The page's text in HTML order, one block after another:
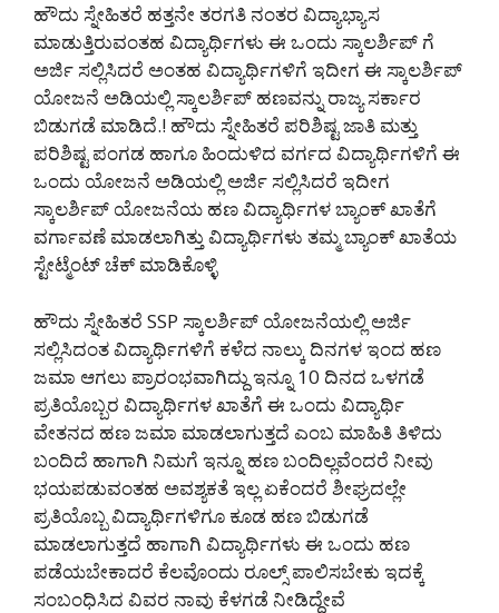
ಹೌದು ಸ್ನೇಹಿತರೆ ಹತ್ತನೇ ತರಗತಿ ನಂತರ ವಿದ್ಯಾಭ್ಯಾಸ
ಮಾಡುತ್ತಿರುವಂತಹ ವಿದ್ಯಾರ್ಥಿಗಳು ಈ ಒಂದು ಸ್ಕಾಲರ್ಶಿಪ್ ಗೆ
ಅರ್ಜಿ ಸಲ್ಲಿಸಿದರೆ ಅಂತಹ ವಿದ್ಯಾರ್ಥಿಗಳಿಗೆ ಇದೀಗ ಈ ಸ್ಕಾಲರ್ಶಿಪ್
ಯೋಜನೆ ಅಡಿಯಲ್ಲಿ ಸ್ಕಾಲರ್ಶಿಪ್ ಹಣವನ್ನು ರಾಜ್ಯ ಸರ್ಕಾರ
ಬಿಡುಗಡೆ ಮಾಡಿದೆ.! ಹೌದು ಸ್ನೇಹಿತರೆ ಪರಿಶಿಷ್ಟ ಜಾತಿ ಮತ್ತು
ಪರಿಶಿಷ್ಟ ಪಂಗಡ ಹಾಗೂ ಹಿಂದುಳಿದ ವರ್ಗದ ವಿದ್ಯಾರ್ಥಿಗಳಿಗೆ ಈ
ಒಂದು ಯೋಜನೆ ಅಡಿಯಲ್ಲಿ ಅರ್ಜಿ ಸಲ್ಲಿಸಿದರೆ ಇದೀಗ
ಸ್ಕಾಲರ್ಶಿಪ್ ಯೋಜನೆಯ ಹಣ ವಿದ್ಯಾರ್ಥಿಗಳ ಬ್ಯಾಂಕ್ ಖಾತೆಗೆ
ವರ್ಗಾವಣೆ ಮಾಡಲಾಗಿತ್ತು ವಿದ್ಯಾರ್ಥಿಗಳು ತಮ್ಮ ಬ್ಯಾಂಕ್ ಖಾತೆಯ
ಸ್ಟೇಟ್ಮೆಂಟ್ ಚೆಕ್ ಮಾಡಿಕೊಳ್ಳಿ
ಹೌದು ಸ್ನೇಹಿತರೆ SSP ಸ್ಕಾಲರ್ಶಿಪ್ ಯೋಜನೆಯಲ್ಲಿ ಅರ್ಜಿ
ಸಲ್ಲಿಸಿದಂತ ವಿದ್ಯಾರ್ಥಿಗಳಿಗೆ ಕಳೆದ ನಾಲ್ಕು ದಿನಗಳ ಇಂದ ಹಣ
ಜಮಾ ಆಗಲು ಪ್ರಾರಂಭವಾಗಿದ್ದು ಇನ್ನೂ 10 ದಿನದ ಒಳಗಡೆ
ಪ್ರತಿಯೊಬ್ಬರ ವಿದ್ಯಾರ್ಥಿಗಳ ಖಾತೆಗೆ ಈ ಒಂದು ವಿದ್ಯಾರ್ಥಿ
ವೇತನದ ಹಣ ಜಮಾ ಮಾಡಲಾಗುತ್ತದೆ ಎಂಬ ಮಾಹಿತಿ ತಿಳಿದು
ಬಂದಿದೆ ಹಾಗಾಗಿ ನಿಮಗೆ ಇನ್ನೂ ಹಣ ಬಂದಿಲ್ಲವೆಂದರೆ ನೀವು
ಭಯಪಡುವಂತಹ ಅವಶ್ಯಕತೆ ಇಲ್ಲ ಏಕೆಂದರೆ ಶೀಘ್ರದಲ್ಲೇ
ಪ್ರತಿಯೊಬ್ಬ ವಿದ್ಯಾರ್ಥಿಗಳಿಗೂ ಕೂಡ ಹಣ ಬಿಡುಗಡೆ
ಮಾಡಲಾಗುತ್ತದೆ ಹಾಗಾಗಿ ವಿದ್ಯಾರ್ಥಿಗಳು ಈ ಒಂದು ಹಣ
ಪಡೆಯಬೇಕಾದರೆ ಕೆಲವೊಂದು ರೂಲ್ಸ್ ಪಾಲಿಸಬೇಕು ಇದಕ್ಕೆ
ಸಂಬಂಧಿಸಿದ ವಿವರ ನಾವು ಕೆಳಗಡೆ ನೀಡಿದ್ದೇವೆ